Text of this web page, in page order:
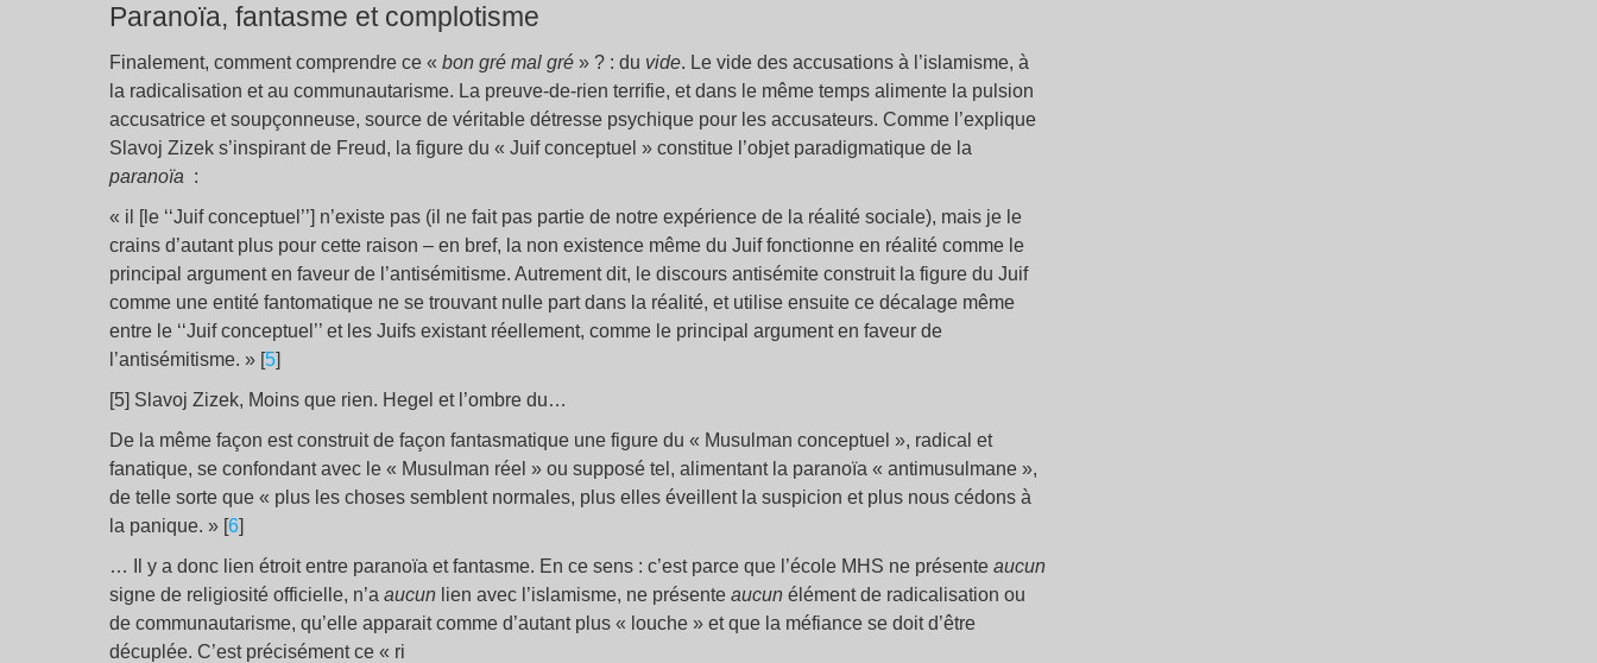
Paranoïa, fantasme et complotisme
Finalement, comment comprendre ce « bon gré mal gré » ? : du vide. Le vide des accusations à l’islamisme, à
la radicalisation et au communautarisme. La preuve-de-rien terrifie, et dans le même temps alimente la pulsion
accusatrice et soupçonneuse, source de véritable détresse psychique pour les accusateurs. Comme l’explique
Slavoj Zizek s’inspirant de Freud, la figure du « Juif conceptuel » constitue l’objet paradigmatique de la
paranoïa :
« il [le ‘‘Juif conceptuel’’] n’existe pas (il ne fait pas partie de notre expérience de la réalité sociale), mais je le
crains d’autant plus pour cette raison – en bref, la non existence même du Juif fonctionne en réalité comme le
principal argument en faveur de l’antisémitisme. Autrement dit, le discours antisémite construit la figure du Juif
comme une entité fantomatique ne se trouvant nulle part dans la réalité, et utilise ensuite ce décalage même
entre le ‘‘Juif conceptuel’’ et les Juifs existant réellement, comme le principal argument en faveur de
l’antisémitisme. » [5]
[5] Slavoj Zizek, Moins que rien. Hegel et l’ombre du…
De la même façon est construit de façon fantasmatique une figure du « Musulman conceptuel », radical et
fanatique, se confondant avec le « Musulman réel » ou supposé tel, alimentant la paranoïa « antimusulmane »,
de telle sorte que « plus les choses semblent normales, plus elles éveillent la suspicion et plus nous cédons à
la panique. » [6]
… Il y a donc lien étroit entre paranoïa et fantasme. En ce sens : c’est parce que l’école MHS ne présente aucun
signe de religiosité officielle, n’a aucun lien avec l’islamisme, ne présente aucun élément de radicalisation ou
de communautarisme, qu’elle apparait comme d’autant plus « louche » et que la méfiance se doit d’être
décuplée. C’est précisément ce « ri